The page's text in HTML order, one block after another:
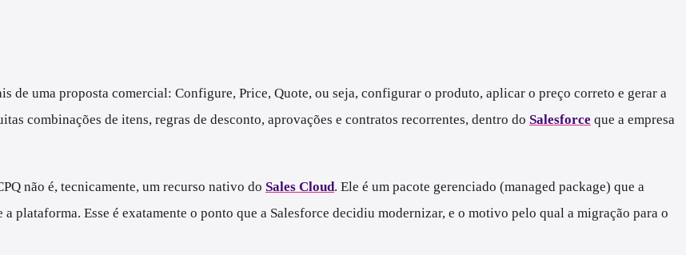
de uma proposta comercial: Configure, Price, Quote, ou seja, configurar o produto, aplicar o preço correto e gerar a
combinações de itens, regras de desconto, aprovações e contratos recorrentes, dentro do Salesforce que a empresa
não é, tecnicamente, um recurso nativo do Sales Cloud. Ele é um pacote gerenciado (managed package) que a
plataforma. Esse é exatamente o ponto que a Salesforce decidiu modernizar, e o motivo pelo qual a migração para o